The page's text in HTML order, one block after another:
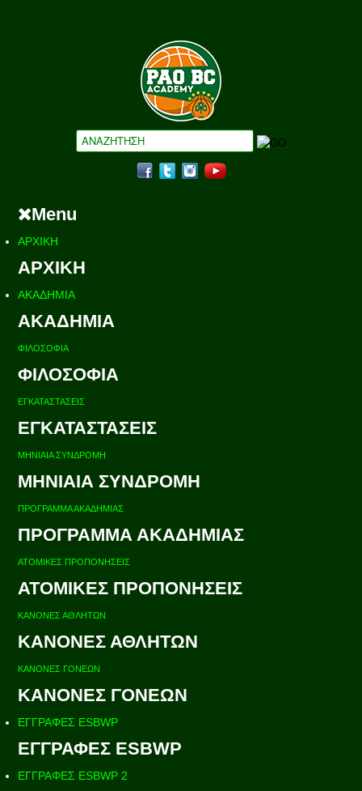
Menu
ΑΡΧΙΚΗ
ΑΡΧΙΚΗ
ΑΚΑΔΗΜΙΑ
ΑΚΑΔΗΜΙΑ
ΦΙΛΟΣΟΦΙΑ
ΦΙΛΟΣΟΦΙΑ
ΕΓΚΑΤΑΣΤΑΣΕΙΣ
ΕΓΚΑΤΑΣΤΑΣΕΙΣ
ΜΗΝΙΑΙΑ ΣΥΝΔΡΟΜΗ
ΜΗΝΙΑΙΑ ΣΥΝΔΡΟΜΗ
ΠΡΟΓΡΑΜΜΑ ΑΚΑΔΗΜΙΑΣ
ΠΡΟΓΡΑΜΜΑ ΑΚΑΔΗΜΙΑΣ
ΑΤΟΜΙΚΕΣ ΠΡΟΠΟΝΗΣΕΙΣ
ΑΤΟΜΙΚΕΣ ΠΡΟΠΟΝΗΣΕΙΣ
ΚΑΝΟΝΕΣ ΑΘΛΗΤΩΝ
ΚΑΝΟΝΕΣ ΑΘΛΗΤΩΝ
ΚΑΝΟΝΕΣ ΓΟΝΕΩΝ
ΚΑΝΟΝΕΣ ΓΟΝΕΩΝ
ΕΓΓΡΑΦΕΣ ESBWP
ΕΓΓΡΑΦΕΣ ESBWP
ΕΓΓΡΑΦΕΣ ESBWP 2